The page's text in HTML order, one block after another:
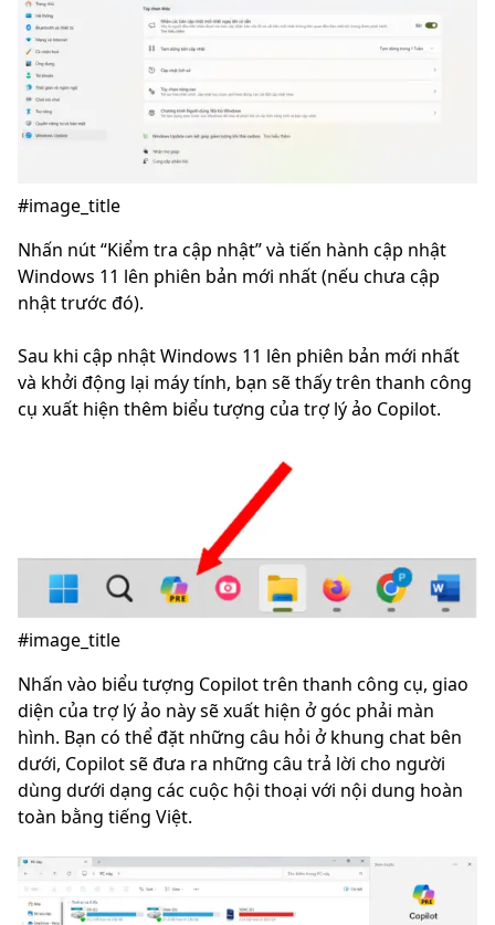
#image_title
Nhấn nút “Kiểm tra cập nhật” và tiến hành cập nhật
Windows 11 lên phiên bản mới nhất (nếu chưa cập
nhật trước đó).
Sau khi cập nhật Windows 11 lên phiên bản mới nhất
và khởi động lại máy tính, bạn sẽ thấy trên thanh công
cụ xuất hiện thêm biểu tượng của trợ lý ảo Copilot.
#image_title
Nhấn vào biểu tượng Copilot trên thanh công cụ, giao
diện của trợ lý ảo này sẽ xuất hiện ở góc phải màn
hình. Bạn có thể đặt những câu hỏi ở khung chat bên
dưới, Copilot sẽ đưa ra những câu trả lời cho người
dùng dưới dạng các cuộc hội thoại với nội dung hoàn
toàn bằng tiếng Việt.